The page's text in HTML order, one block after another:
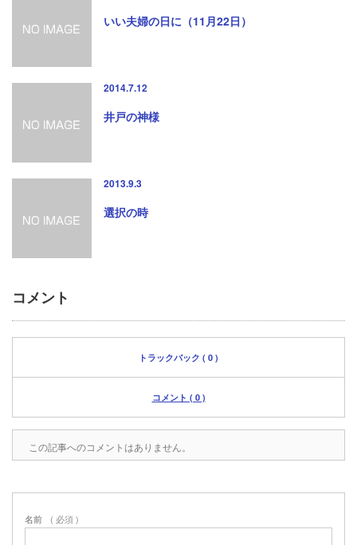
いい夫婦の日に（11月22日）
2014.7.12
井戸の神様
2013.9.3
選択の時
コメント
トラックバック ( 0 )
コメント ( 0 )
この記事へのコメントはありません。
名前 ( 必須 )